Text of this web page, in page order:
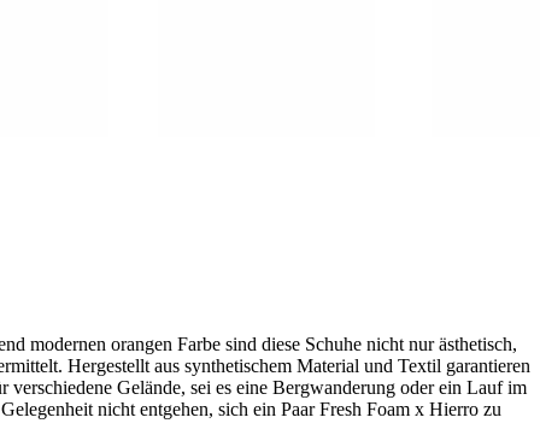
modernen orangen Farbe sind diese Schuhe nicht nur ästhetisch,
Hergestellt aus synthetischem Material und Textil garantieren
Gelände, sei es eine Bergwanderung oder ein Lauf im
nicht entgehen, sich ein Paar Fresh Foam x Hierro zu